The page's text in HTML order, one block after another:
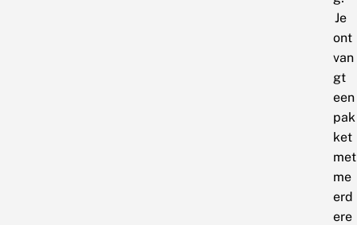
Je
ont
van
gt
een
pak
ket
met
me
erd
ere